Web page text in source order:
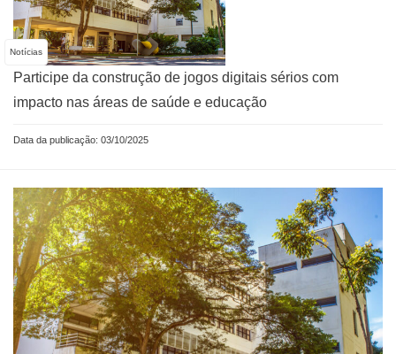
Notícias
Participe da construção de jogos digitais sérios com
impacto nas áreas de saúde e educação
Data da publicação: 03/10/2025